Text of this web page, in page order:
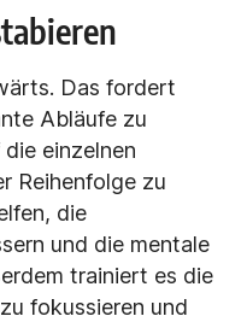
Das fordert
Abläufe zu
einzelnen
Reihenfolge zu
die
und die mentale
trainiert es die
fokussieren und